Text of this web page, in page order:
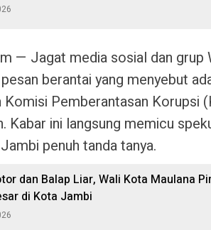
— Jagat media sosial dan grup
berantai yang menyebut
Komisi Pemberantasan Korupsi
Kabar ini langsung memicu
penuh tanda tanya.
dan Balap Liar, Wali Kota Maulana
di Kota Jambi